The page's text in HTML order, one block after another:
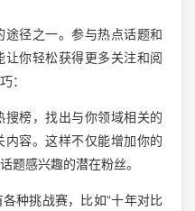
径之一。参与热点话题和
你轻松获得更多关注和阅
：
榜，找出与你领域相关的
容。这样不仅能增加你的
题感兴趣的潜在粉丝。
种挑战赛，比如“十年对比